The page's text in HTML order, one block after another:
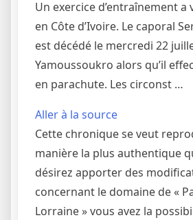
Un exercice d’entraînement a
en Côte d’Ivoire. Le caporal
est décédé le mercredi 22
Yamoussoukro alors qu’il
en parachute. Les circonst …
Aller à la source
Cette chronique se veut
manière la plus authentique
désirez apporter des
concernant le domaine de «
Lorraine » vous avez la